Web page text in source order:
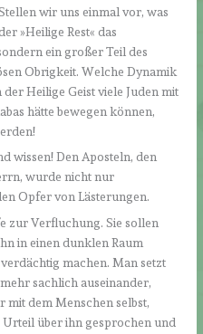
wir uns einmal vor, was
»Heilige Rest« das
ein großer Teil des
Obrigkeit. Welche Dynamik
Heilige Geist viele Juden mit
hätte bewegen können,
wissen! Den Aposteln, den
wurde nicht nur
Opfer von Lästerungen.
zur Verfluchung. Sie sollen
in einen dunklen Raum
machen. Man setzt
sachlich auseinander,
mit dem Menschen selbst,
Urteil über ihn gesprochen und